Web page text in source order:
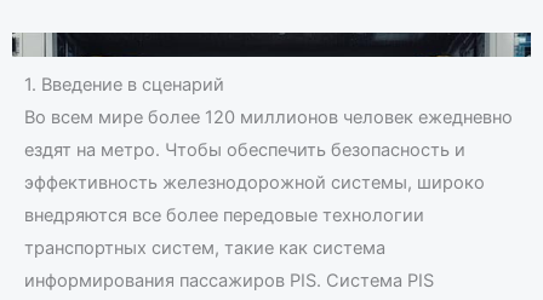
1. Введение в сценарий
Во всем мире более 120 миллионов человек ежедневно
ездят на метро. Чтобы обеспечить безопасность и
эффективность железнодорожной системы, широко
внедряются все более передовые технологии
транспортных систем, такие как система
информирования пассажиров PIS. Система PIS